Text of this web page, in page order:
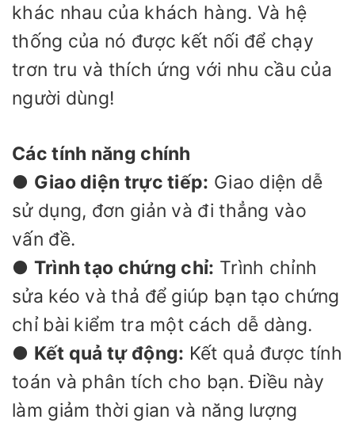
khác nhau của khách hàng. Và hệ
thống của nó được kết nối để chạy
trơn tru và thích ứng với nhu cầu của
người dùng!
Các tính năng chính
● Giao diện trực tiếp: Giao diện dễ
sử dụng, đơn giản và đi thẳng vào
vấn đề.
● Trình tạo chứng chỉ: Trình chỉnh
sửa kéo và thả để giúp bạn tạo chứng
chỉ bài kiểm tra một cách dễ dàng.
● Kết quả tự động: Kết quả được tính
toán và phân tích cho bạn. Điều này
làm giảm thời gian và năng lượng